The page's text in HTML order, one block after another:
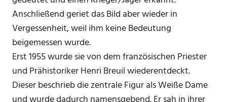
Anschließend geriet das Bild aber wieder in
Vergessenheit, weil ihm keine Bedeutung
beigemessen wurde.
Erst 1955 wurde sie von dem französischen Priester
und Prähistoriker Henri Breuil wiederentdeckt.
Dieser beschrieb die zentrale Figur als Weiße Dame